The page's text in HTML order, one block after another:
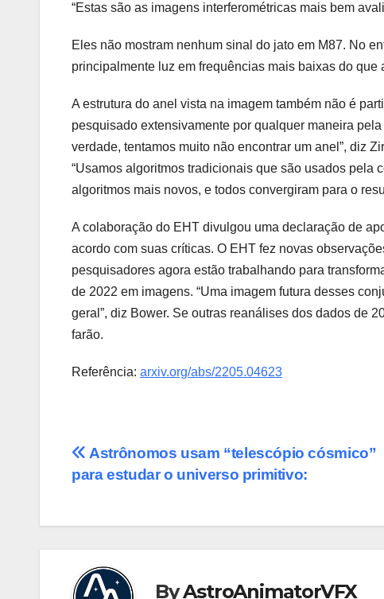
“Estas são as imagens interferométricas mais bem
Eles não mostram nenhum sinal do jato em M87. No
principalmente luz em frequências mais baixas do que
A estrutura do anel vista na imagem também não é
pesquisado extensivamente por qualquer maneira
verdade, tentamos muito não encontrar um anel”, diz
“Usamos algoritmos tradicionais que são usados ​​pela
algoritmos mais novos, e todos convergiram para o
A colaboração do EHT divulgou uma declaração de
acordo com suas críticas. O EHT fez novas
pesquisadores agora estão trabalhando para
de 2022 em imagens. “Uma imagem futura desses
geral”, diz Bower. Se outras reanálises dos dados de
farão.
Referência: arxiv.org/abs/2205.04623
Post
navigation
Astrônomos usam “telescópio cósmico”
para estudar o universo primitivo:
ByAstroAnimatorVFX